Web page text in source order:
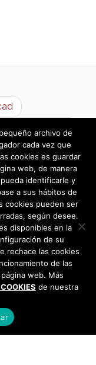
Fin de Año →
archivo de
cada vez que
cookies es guardar
web, de manera
identificarle y
a sus hábitos de
cookies pueden ser
según desee.
disponibles en la
de su
rechace las cookies
de las
web. Más
de nuestra